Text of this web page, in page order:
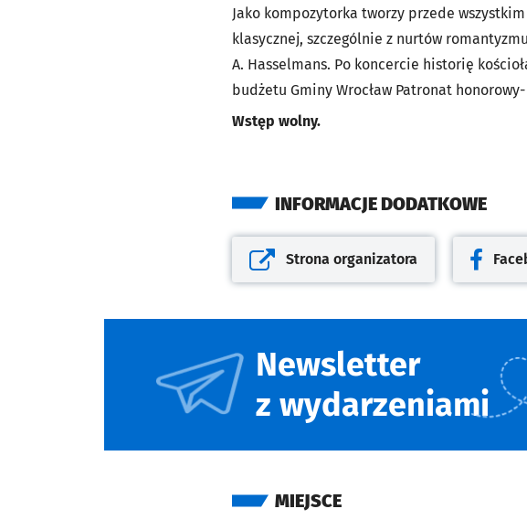
Jako kompozytorka tworzy przede
klasycznej, szczególnie z nurtów
A. Hasselmans. Po koncercie historię
budżetu Gminy Wrocław Patronat
Wstęp wolny.
INFORMACJE DODATKOWE
Otwiera się w nowej karcie
Strona organizatora
Otwiera
Newsletter
z wydarzeniami
MIEJSCE